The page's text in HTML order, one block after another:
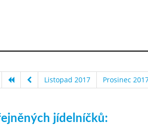
Listopad 2017 Prosinec
jídelníčků: